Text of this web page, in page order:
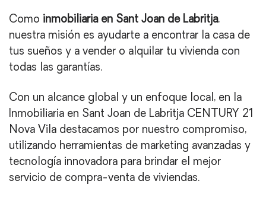
Como inmobiliaria en Sant Joan de Labritja,
nuestra misión es ayudarte a encontrar la casa de
tus sueños y a vender o alquilar tu vivienda con
todas las garantías.
Con un alcance global y un enfoque local, en la
Inmobiliaria en Sant Joan de Labritja CENTURY 21
Nova Vila destacamos por nuestro compromiso,
utilizando herramientas de marketing avanzadas y
tecnología innovadora para brindar el mejor
servicio de compra-venta de viviendas.